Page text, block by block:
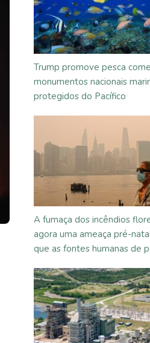
Trump promove pesca
monumentos nacionais
protegidos do Pacífico
A fumaça dos incêndios
agora uma ameaça pré-
que as fontes humanas de